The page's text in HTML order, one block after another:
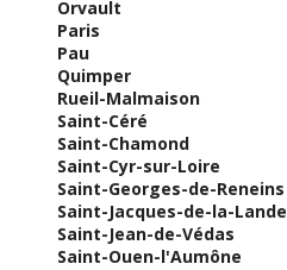
Orvault
Paris
Pau
Quimper
Rueil-Malmaison
Saint-Céré
Saint-Chamond
Saint-Cyr-sur-Loire
Saint-Georges-de-Reneins
Saint-Jacques-de-la-Lande
Saint-Jean-de-Védas
Saint-Ouen-l'Aumône